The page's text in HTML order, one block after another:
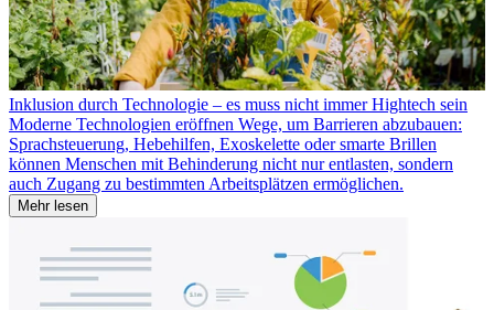
Inklusion durch Technologie – es muss nicht immer Hightech sein
Moderne Technologien eröffnen Wege, um Barrieren abzubauen:
Sprachsteuerung, Hebehilfen, Exoskelette oder smarte Brillen
können Menschen mit Behinderung nicht nur entlasten, sondern
auch Zugang zu bestimmten Arbeitsplätzen ermöglichen.
Mehr lesen